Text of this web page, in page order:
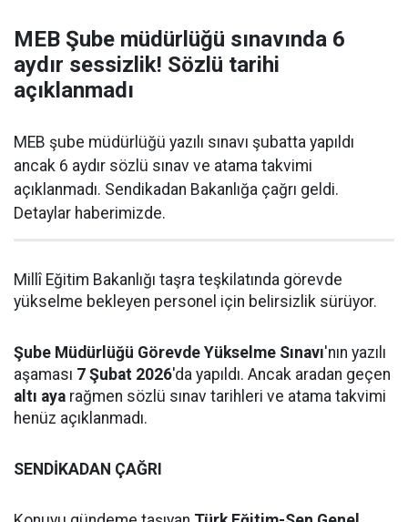
MEB Şube müdürlüğü sınavında 6
aydır sessizlik! Sözlü tarihi
açıklanmadı
MEB şube müdürlüğü yazılı sınavı şubatta yapıldı
ancak 6 aydır sözlü sınav ve atama takvimi
açıklanmadı. Sendikadan Bakanlığa çağrı geldi.
Detaylar haberimizde.
Millî Eğitim Bakanlığı taşra teşkilatında görevde
yükselme bekleyen personel için belirsizlik sürüyor.
Şube Müdürlüğü Görevde Yükselme Sınavı'nın yazılı
aşaması 7 Şubat 2026'da yapıldı. Ancak aradan geçen
altı aya rağmen sözlü sınav tarihleri ve atama takvimi
henüz açıklanmadı.
SENDİKADAN ÇAĞRI